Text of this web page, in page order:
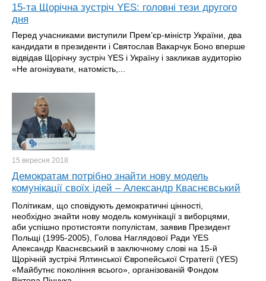
15-та Щорічна зустріч YES: головні тези другого
дня
Перед учасниками виступили Прем’єр-міністр України, два
кандидати в президенти і Святослав Вакарчук Боно вперше
відвідав Щорічну зустріч YES і Україну і закликав аудиторію
«Не агонізувати, натомість,...
15 вересня 2018
Демократам потрібно знайти нову модель
комунікації своїх ідей – Александр Кваснєвський
Політикам, що сповідують демократичні цінності,
необхідно знайти нову модель комунікації з виборцями,
аби успішно протистояти популістам, заявив Президент
Польщі (1995-2005), Голова Наглядової Ради YES
Александр Кваснєвський в заключному слові на 15-й
Щорічній зустрічі Ялтинської Європейської Стратегії (YES)
«Майбутнє покоління всього», організованій Фондом